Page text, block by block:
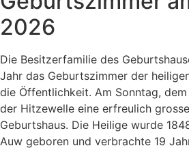
2026
Die Besitzerfamilie des
Jahr das Geburtszimmer der
die Öffentlichkeit. Am Sonntag,
der Hitzewelle eine erfreulich
Geburtshaus. Die Heilige wurde
Auw geboren und verbrachte 19